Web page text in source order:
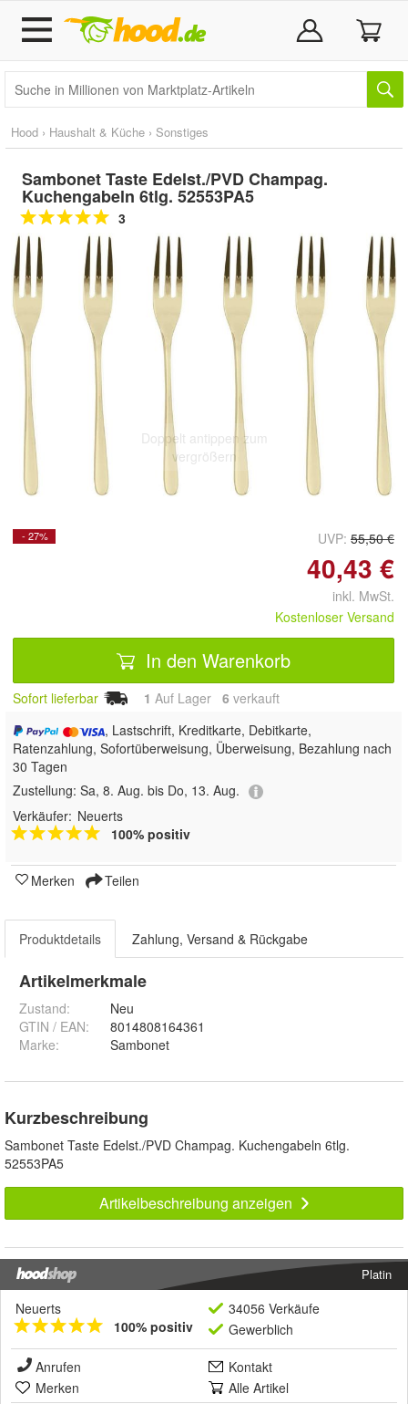
Hood › Haushalt & Küche › Sonstiges
Sambonet Taste Edelst./PVD Champag.
Kuchengabeln 6tlg. 52553PA5
3
Doppelt antippen zum
vergrößern
- 27% UVP: 55,50 €
40,43 €
inkl. MwSt.
Kostenloser Versand
In den Warenkorb
Sofort lieferbar 1 Auf Lager 6 verkauft
, Lastschrift, Kreditkarte, Debitkarte,
Ratenzahlung, Sofortüberweisung, Überweisung, Bezahlung nach
30 Tagen
Zustellung: Sa, 8. Aug. bis Do, 13. Aug.
Verkäufer: Neuerts
100% positiv
Merken Teilen
Produktdetails Zahlung, Versand & Rückgabe
Artikelmerkmale
Zustand:
Neu
GTIN / EAN:
8014808164361
Marke:
Sambonet
Kurzbeschreibung
Sambonet Taste Edelst./PVD Champag. Kuchengabeln 6tlg.
52553PA5
Artikelbeschreibung anzeigen
Platin
Neuerts
100% positiv
34056 Verkäufe
Gewerblich
Anrufen
Kontakt
Merken
Alle Artikel